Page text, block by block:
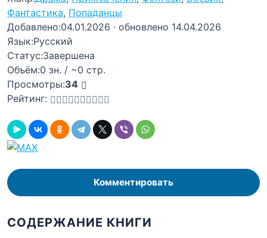
Фантастика, Попаданцы
Добавлено:04.01.2026 · обновлено 14.04.2026
Язык:Русский
Статус:Завершена
Объём:0 зн. / ~0 стр.
Просмотры:34
Рейтинг:
Комментировать
СОДЕРЖАНИЕ КНИГИ